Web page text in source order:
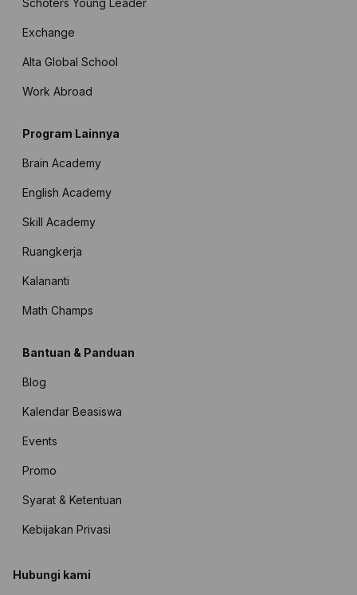
Schoters Young Leader
Exchange
Alta Global School
Work Abroad
Program Lainnya
Brain Academy
English Academy
Skill Academy
Ruangkerja
Kalananti
Math Champs
Bantuan & Panduan
Blog
Kalendar Beasiswa
Events
Promo
Syarat & Ketentuan
Kebijakan Privasi
Hubungi kami